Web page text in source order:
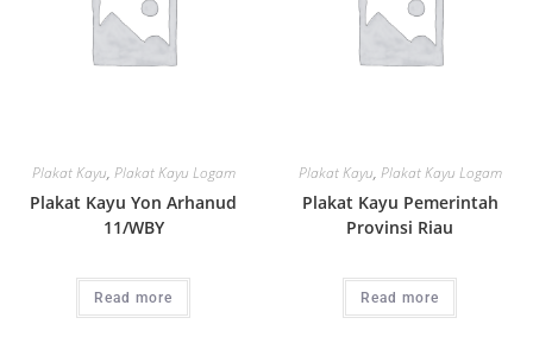
Plakat Kayu, Plakat Kayu Logam
Plakat Kayu Yon Arhanud
11/WBY
Read more
Plakat Kayu, Plakat Kayu Logam
Plakat Kayu Pemerintah
Provinsi Riau
Read more